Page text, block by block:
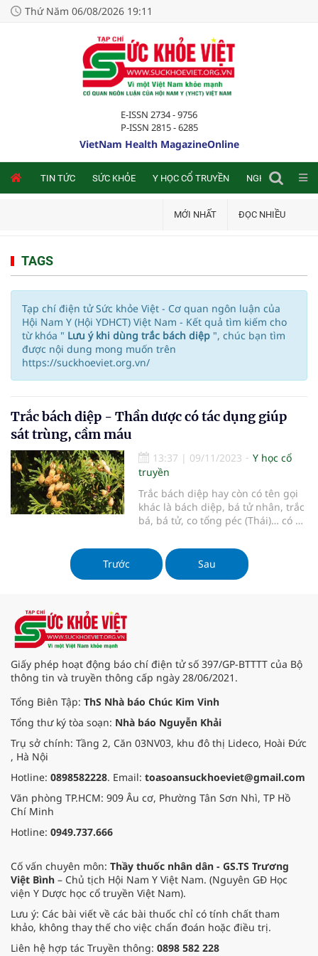
Thứ Năm 06/08/2026 19:11
E-ISSN 2734 - 9756
P-ISSN 2815 - 6285
VietNam Health MagazineOnline
TIN TỨC SỨC KHỎE Y HỌC CỔ TRUYỀN NGHIÊN CỨU
MỚI NHẤT ĐỌC NHIỀU
TAGS
Tạp chí điện tử Sức khỏe Việt - Cơ quan ngôn luận của
Hội Nam Y (Hội YDHCT) Việt Nam - Kết quả tìm kiếm cho
từ khóa " Lưu ý khi dùng trắc bách diệp ", chúc bạn tìm
được nội dung mong muốn trên
https://suckhoeviet.org.vn/
Trắc bách diệp - Thần dược có tác dụng giúp
sát trùng, cầm máu
13:37 | 09/11/2023
Y học cổ
truyền
Trắc bách diệp hay còn có tên gọi
khác là bách diệp, bá tử nhân, trắc
bá, bá tử, co tổng péc (Thái)… có vị
cảnh đẹp nhưng cũng có rất nhiều
công dụng trong chữa bệnh. Trong
Y học cổ truyền, trắc bách diệp là
Trước Sau
Giấy phép hoạt động báo chí điện tử số 397/GP-BTTTT của Bộ
thông tin và truyền thông cấp ngày 28/06/2021.
Tổng Biên Tập: ThS Nhà báo Chúc Kim Vinh
Tổng thư ký tòa soạn: Nhà báo Nguyễn Khải
Trụ sở chính: Tầng 2, Căn 03NV03, khu đô thị Lideco, Hoài Đức
, Hà Nội
Hotline: 0898582228. Email: toasoansuckhoeviet@gmail.com
Văn phòng TP.HCM: 909 Âu cơ, Phường Tân Sơn Nhì, TP Hồ
Chí Minh
Hotline: 0949.737.666
Cố vấn chuyên môn: Thầy thuốc nhân dân - GS.TS Trương
Việt Bình – Chủ tịch Hội Nam Y Việt Nam. (Nguyên GĐ Học
viện Y Dược học cổ truyền Việt Nam).
Lưu ý: Các bài viết về các bài thuốc chỉ có tính chất tham
khảo, không thay thế cho việc chẩn đoán hoặc điều trị.
Liên hệ hợp tác Truyền thông: 0898 582 228